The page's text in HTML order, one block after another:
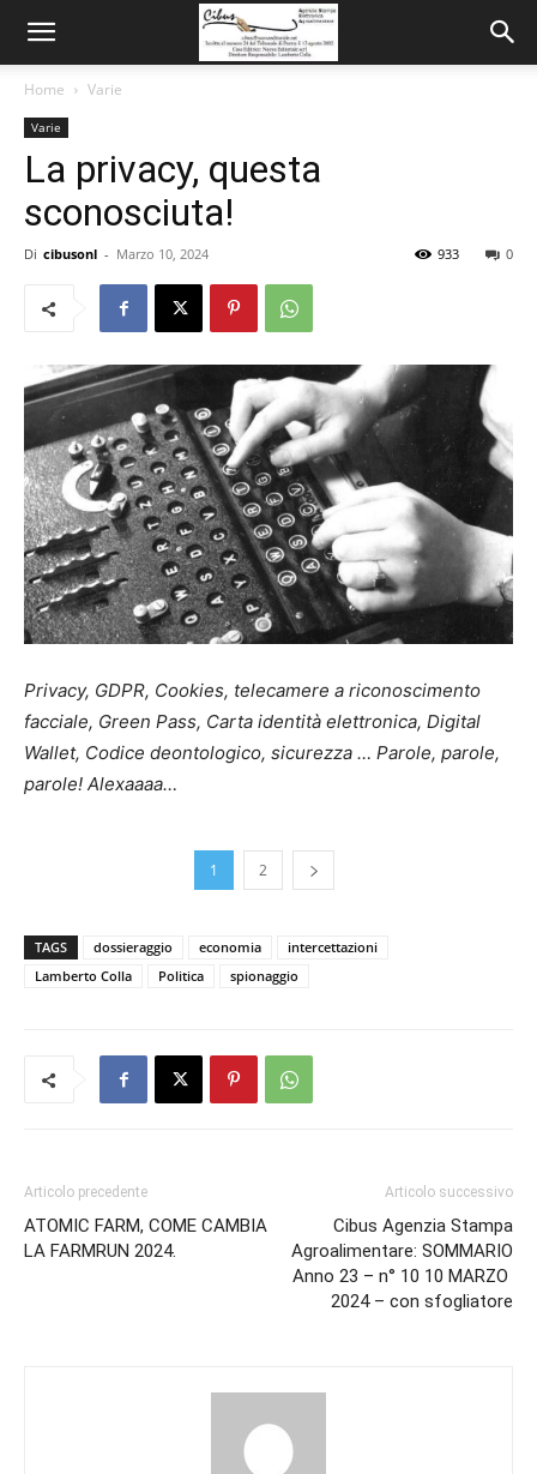
Home Varie
Varie
La privacy, questa
sconosciuta!
Di cibusonl - Marzo 10, 2024 0
933
Privacy, GDPR, Cookies, telecamere a riconoscimento
facciale, Green Pass, Carta identità elettronica, Digital
Wallet, Codice deontologico, sicurezza … Parole, parole,
parole! Alexaaaa…
1 2
TAGS dossieraggio economia
intercettazioni
Lamberto Colla
Politica spionaggio
Articolo precedente
ATOMIC FARM, COME CAMBIA
LA FARMRUN 2024.
Articolo successivo
Cibus Agenzia Stampa
Agroalimentare: SOMMARIO
Anno 23 – n° 10 10 MARZO
2024 – con sfogliatore